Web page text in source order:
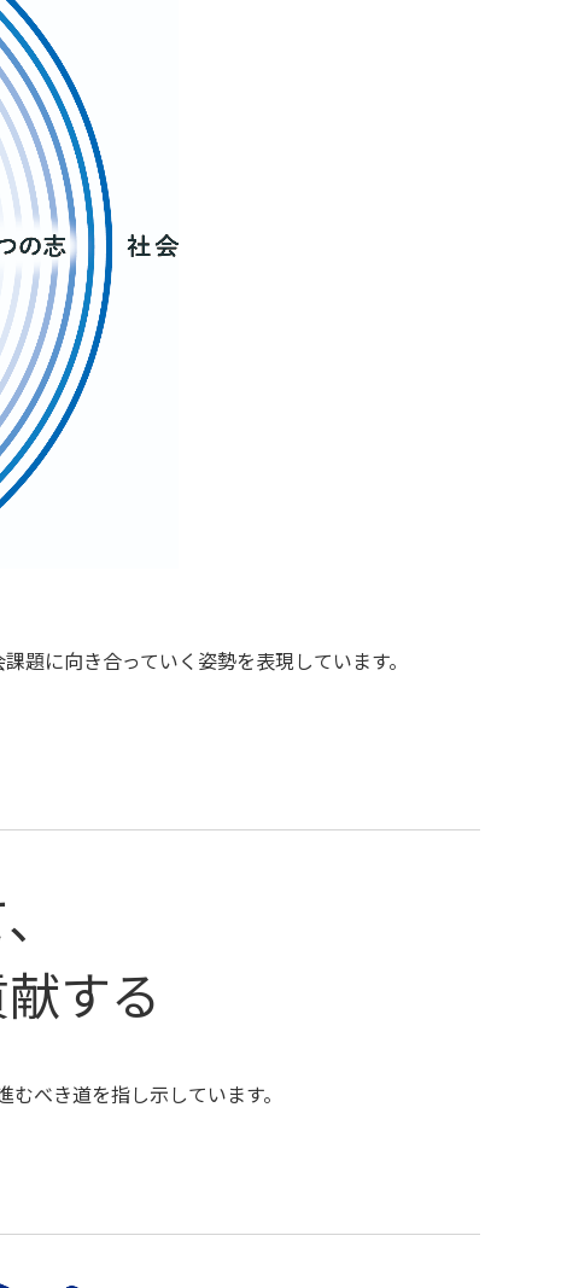
題に向き合っていく姿勢を表現しています。
する
べき道を指し示しています。